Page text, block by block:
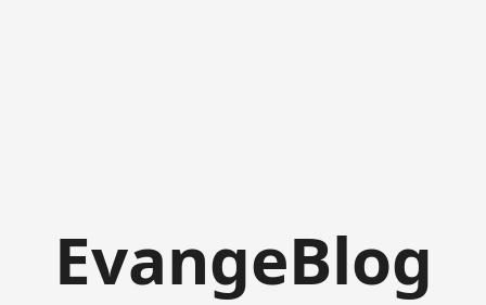
EvangeBlog